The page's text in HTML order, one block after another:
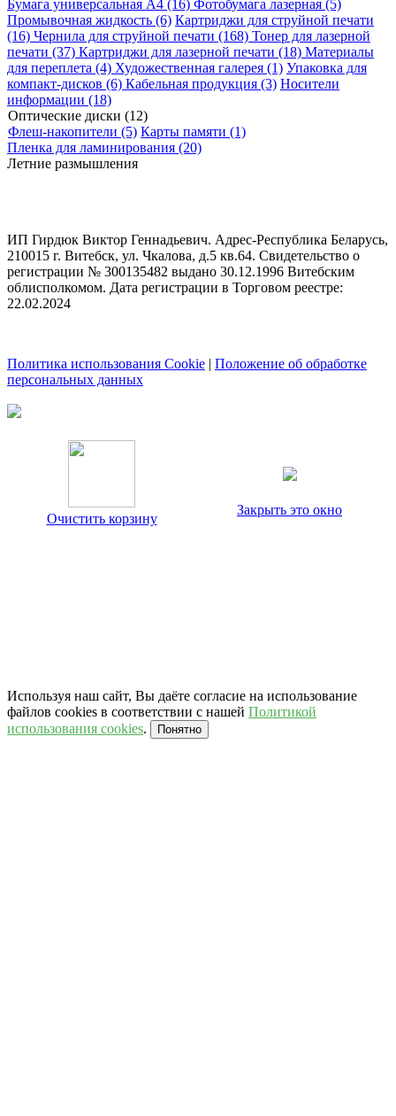
Бумага универсальная A4 (16) Фотобумага лазерная (5)
Промывочная жидкость (6) Картриджи для струйной печати
(16) Чернила для струйной печати (168) Тонер для лазерной
печати (37) Картриджи для лазерной печати (18) Материалы
для переплета (4) Художественная галерея (1) Упаковка для
компакт-дисков (6) Кабельная продукция (3) Носители
информации (18)
Оптические диски (12)
Флеш-накопители (5) Карты памяти (1)
Пленка для ламинирования (20)
Летние размышления
ИП Гирдюк Виктор Геннадьевич. Адрес-Республика Беларусь,
210015 г. Витебск, ул. Чкалова, д.5 кв.64. Свидетельство о
регистрации № 300135482 выдано 30.12.1996 Витебским
облисполкомом. Дата регистрации в Торговом реестре:
22.02.2024
Политика использования Cookie | Положение об обработке
персональных данных
Очистить корзину
Закрыть это окно
Используя наш сайт, Вы даёте согласие на использование
файлов cookies в соответствии с нашей Политикой
использования cookies. Понятно